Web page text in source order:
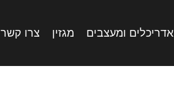
אדריכלים ומעצבים מגזין צרו קשר